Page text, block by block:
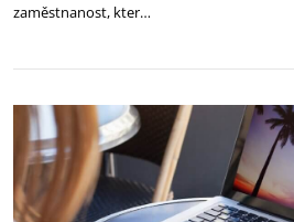
zaměstnanost, kter…